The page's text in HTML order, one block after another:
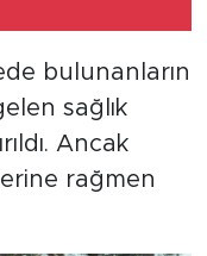
bulunanların
sağlık
Ancak
rağmen